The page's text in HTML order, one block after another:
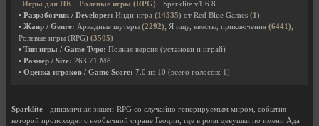
Игры для ПК
Ролевые игры (RPG)
Sparklite v1.6.8
• Разработчик / Developer: Инди-игра (14535) от Red Blue Games (1)
• Жанр / Genre: Аркадные шутеры (2292); Я ищу, квесты, приключения (6441);
Ролевые игры (RPG) (3505)
• Тип игры / Game Type: Полная версия (установи и играй)
• Размер / Size: 263.71 Мб.
• Оценка игроков / Game Score: 7.0 из 10 (всего голосов: 1)
Sparklite - динамичная экшен-RPG со случайно генерируемым миром, события
которой происходят с необычной стране Геодии, где в роли девушки по имени Ада